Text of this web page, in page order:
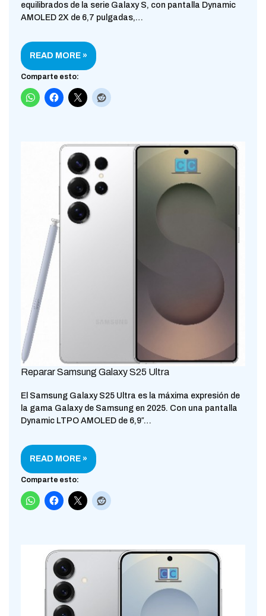
equilibrados de la serie Galaxy S, con pantalla Dynamic
AMOLED 2X de 6,7 pulgadas,…
READ MORE »
Comparte esto:
Reparar Samsung Galaxy S25 Ultra
El Samsung Galaxy S25 Ultra es la máxima expresión de
la gama Galaxy de Samsung en 2025. Con una pantalla
Dynamic LTPO AMOLED de 6,9″…
READ MORE »
Comparte esto: